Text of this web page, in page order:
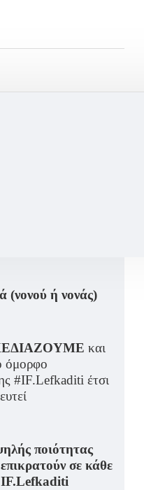
Σετ Βάπτισης
να το δείτε στην
ή νονάς)
και
όμορφο
#IF.Lefkaditi έτσι
ποιότητας
σε κάθε
IF.Lefkaditi